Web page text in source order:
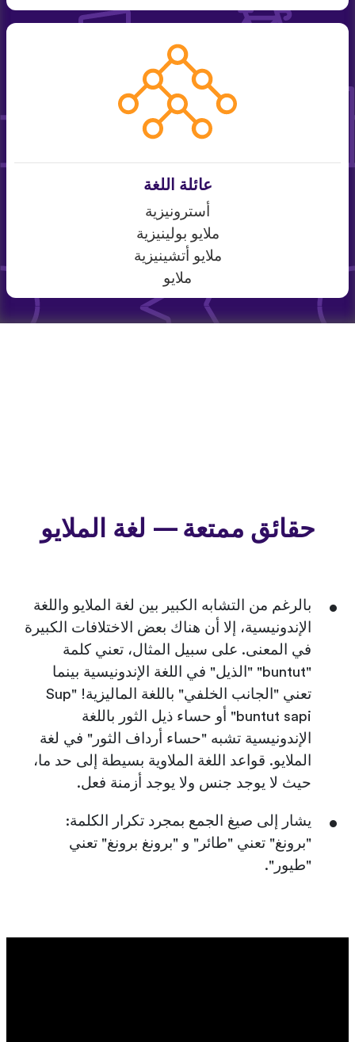
عائلة اللغة
أسترونيزية
ملايو بولينيزية
ملايو أتشينيزية
ملايو
حقائق ممتعة — لغة الملايو
بالرغم من التشابه الكبير بين لغة الملايو واللغة
الإندونيسية، إلا أن هناك بعض الاختلافات الكبيرة
في المعنى. على سبيل المثال، تعني كلمة
"buntut" "الذيل" في اللغة الإندونيسية بينما
تعني "الجانب الخلفي" باللغة الماليزية! "Sup
buntut sapi" أو حساء ذيل الثور باللغة
الإندونيسية تشبه "حساء أرداف الثور" في لغة
الملايو. قواعد اللغة الملاوية بسيطة إلى حد ما،
حيث لا يوجد جنس ولا يوجد أزمنة فعل.
يشار إلى صيغ الجمع بمجرد تكرار الكلمة:
"برونغ" تعني "طائر" و "برونغ برونغ" تعني
"طيور".